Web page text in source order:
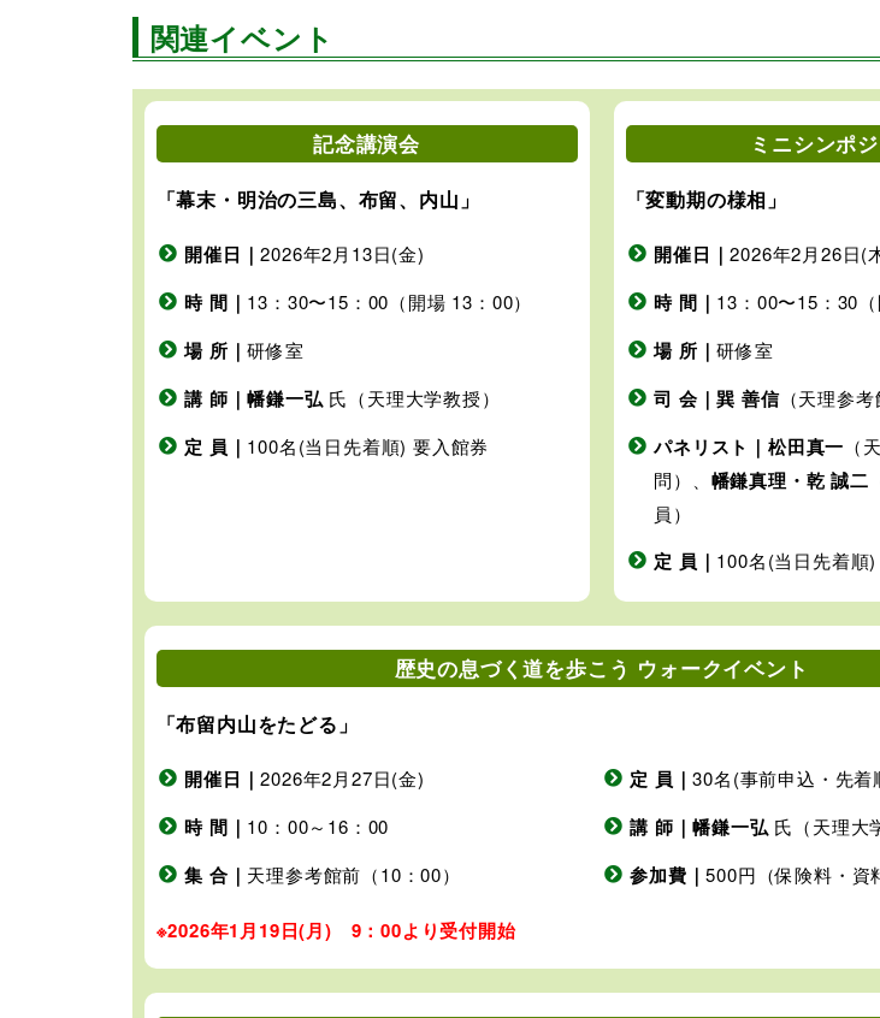
関連イベント
記念講演会
「幕末・明治の三島、布留、内山」
開催日｜2026年2月13日(金)
時 間｜ 13：30〜15：00（開場 13：00）
場 所｜研修室
講 師｜幡鎌一弘 氏（天理大学教授）
定 員｜ 100名(当日先着順) 要入館券
ミニシンポ
「変動期の様相」
開催日｜2026年2月26日(
時 間｜ 13：00〜15：30（
場 所｜研修室
司 会｜巽 善信（天理参考
パネリスト｜松田真一 （
問）、 幡鎌真理・乾 誠二
員）
定 員｜ 100名(当日先着順
歴史の息づく道を歩こう ウォークイベント
「布留内山をたどる」
開催日｜2026年2月27日(金)
時 間｜ 10：00～16：00
集 合｜ 天理参考館前（10：00）
定 員｜30名(事前申込・先着
講 師｜幡鎌一弘 氏（天理大
参加費｜500円（保険料・資
※2026年1月19日(月) 9：00より受付開始